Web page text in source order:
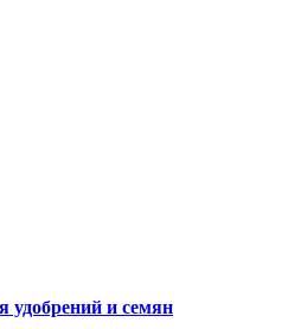
удобрений и семян